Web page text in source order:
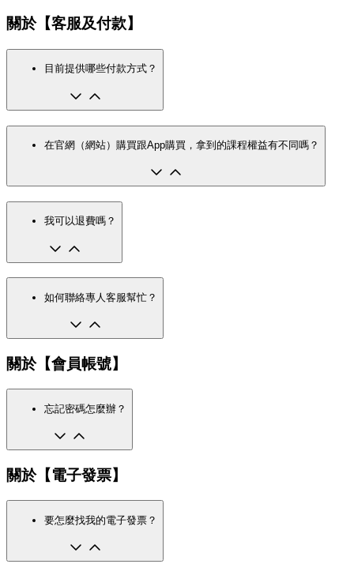
關於【客服及付款】
目前提供哪些付款方式？
在官網（網站）購買跟App購買，拿到的課程權益有不同嗎？
我可以退費嗎？
如何聯絡專人客服幫忙？
關於【會員帳號】
忘記密碼怎麼辦？
關於【電子發票】
要怎麼找我的電子發票？